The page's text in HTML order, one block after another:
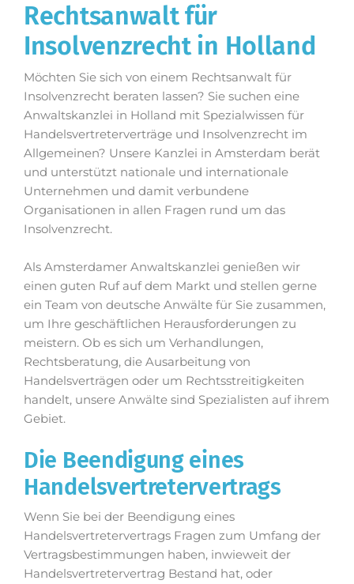
Rechtsanwalt für
Insolvenzrecht in Holland
Möchten Sie sich von einem Rechtsanwalt für
Insolvenzrecht beraten lassen? Sie suchen eine
Anwaltskanzlei in Holland mit Spezialwissen für
Handelsvertreterverträge und Insolvenzrecht im
Allgemeinen? Unsere Kanzlei in Amsterdam berät
und unterstützt nationale und internationale
Unternehmen und damit verbundene
Organisationen in allen Fragen rund um das
Insolvenzrecht.
Als Amsterdamer Anwaltskanzlei genießen wir
einen guten Ruf auf dem Markt und stellen gerne
ein Team von deutsche Anwälte für Sie zusammen,
um Ihre geschäftlichen Herausforderungen zu
meistern. Ob es sich um Verhandlungen,
Rechtsberatung, die Ausarbeitung von
Handelsverträgen oder um Rechtsstreitigkeiten
handelt, unsere Anwälte sind Spezialisten auf ihrem
Gebiet.
Die Beendigung eines
Handelsvertretervertrags
Wenn Sie bei der Beendigung eines
Handelsvertretervertrags Fragen zum Umfang der
Vertragsbestimmungen haben, inwieweit der
Handelsvertretervertrag Bestand hat, oder